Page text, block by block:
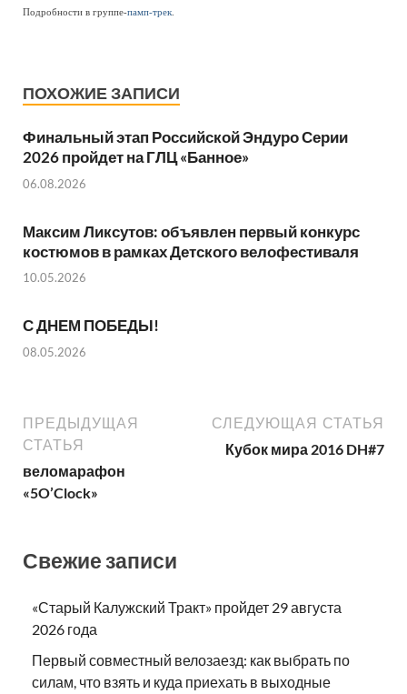
Подробности в группе-памп-трек.
ПОХОЖИЕ ЗАПИСИ
Финальный этап Российской Эндуро Серии
2026 пройдет на ГЛЦ «Банное»
06.08.2026
Максим Ликсутов: объявлен первый конкурс
костюмов в рамках Детского велофестиваля
10.05.2026
С ДНЕМ ПОБЕДЫ!
08.05.2026
ПРЕДЫДУЩАЯ
СТАТЬЯ
веломарафон
«5O’Clock»
СЛЕДУЮЩАЯ СТАТЬЯ
Кубок мира 2016 DH#7
Свежие записи
«Старый Калужский Тракт» пройдет 29 августа
2026 года
Первый совместный велозаезд: как выбрать по
силам, что взять и куда приехать в выходные